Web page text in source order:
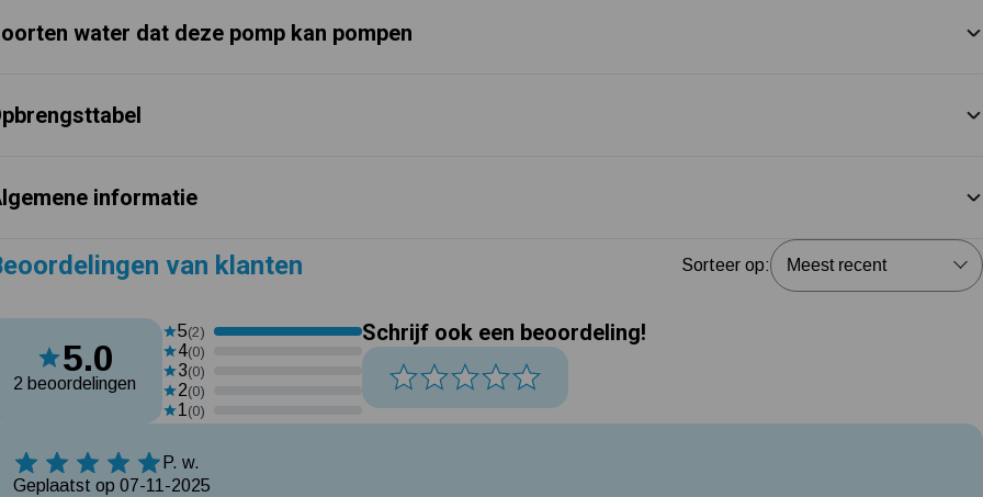
water dat deze pomp kan pompen
informatie
van klanten Sorteer op:
5.0
2 beoordelingen
5(2)
4(0)
3(0)
2(0)
1(0)
Schrijf ook een beoordeling!
5 Sterren
P. w.
Geplaatst op 07-11-2025